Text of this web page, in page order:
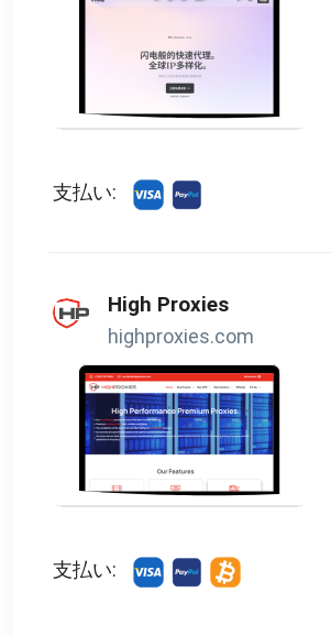
支払い:
High Proxies
highproxies.com
支払い: